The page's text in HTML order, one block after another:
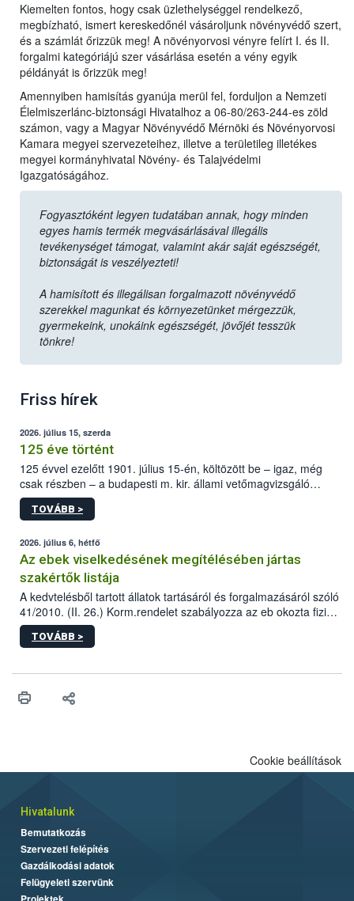
Kiemelten fontos, hogy csak üzlethelységgel rendelkező,
megbízható, ismert kereskedőnél vásároljunk növényvédő szert,
és a számlát őrizzük meg! A növényorvosi vényre felírt I. és II.
forgalmi kategóriájú szer vásárlása esetén a vény egyik
példányát is őrizzük meg!
Amennyiben hamisítás gyanúja merül fel, forduljon a Nemzeti
Élelmiszerlánc-biztonsági Hivatalhoz a 06-80/263-244-es zöld
számon, vagy a Magyar Növényvédő Mérnöki és Növényorvosi
Kamara megyei szervezeteihez, illetve a területileg illetékes
megyei kormányhivatal Növény- és Talajvédelmi
Igazgatóságához.
Fogyasztóként legyen tudatában annak, hogy minden
egyes hamis termék megvásárlásával illegális
tevékenységet támogat, valamint akár saját egészségét,
biztonságát is veszélyezteti!
A hamisított és illegálisan forgalmazott növényvédő
szerekkel magunkat és környezetünket mérgezzük,
gyermekeink, unokáink egészségét, jövőjét tesszük
tönkre!
Friss hírek
2026. július 15, szerda
125 éve történt
125 évvel ezelőtt 1901. július 15-én, költözött be – igaz, még
csak részben – a budapesti m. kir. állami vetőmagvizsgáló
állomás a Kis Rókus utca 15. szám alatti, Czigler Győző által
tervezett új épületébe.
TOVÁBB >
2026. július 6, hétfő
Az ebek viselkedésének megítélésében jártas
szakértők listája
A kedvtelésből tartott állatok tartásáról és forgalmazásáról szóló
41/2010. (II. 26.) Korm.rendelet szabályozza az eb okozta fizikai
sérülés, illetve ennek veszélye keletkezésekor felmerülő
hatósági feladatokat, valamint a veszélyes eb tartását és annak
vonni az ebek viselkedésének megítélésében jártas szakértőt.
TOVÁBB >
Cookie beállítások
Hivatalunk
Bemutatkozás
Szervezeti felépítés
Gazdálkodási adatok
Felügyeleti szervünk